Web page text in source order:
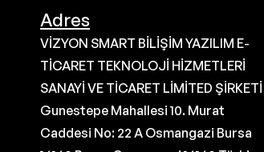
Adres
VİZYON SMART BİLİŞİM YAZILIM E-
TİCARET TEKNOLOJİ HİZMETLERİ
SANAYİ VE TİCARET LİMİTED ŞİRKETİ
Gunestepe Mahallesi 10. Murat
Caddesi No: 22 A Osmangazi Bursa